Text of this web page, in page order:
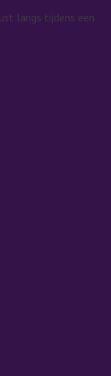
langs tijdens een